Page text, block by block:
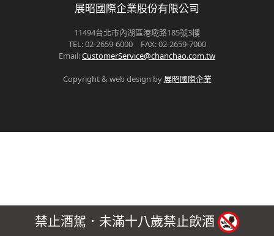
展昭國際企業股份有限公司
11494台北市內湖區港墘路185號3樓
TEL: 02-2659-6000 FAX: 02-2659-7000
Email:CustomerService@chanchao.com.tw
Copyright & web design by 展昭國際企業
禁止酒駕．未滿十八歲禁止飲酒